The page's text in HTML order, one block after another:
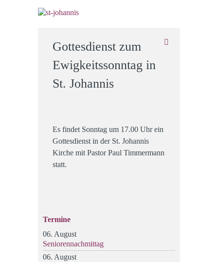
Gottesdienst zum
Ewigkeitssonntag in
St. Johannis
Es findet Sonntag um 17.00 Uhr ein
Gottesdienst in der St. Johannis
Kirche mit Pastor Paul Timmermann
statt.
Termine
06. August
Seniorennachmittag
06. August